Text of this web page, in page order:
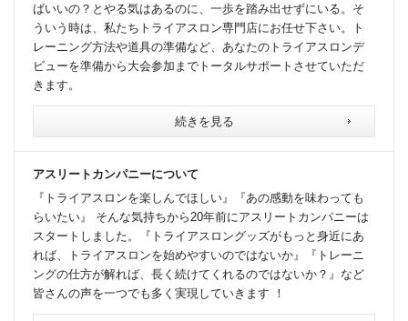
ばいいの？とやる気はあるのに、一歩を踏み出せずにいる。そ
ういう時は、私たちトライアスロン専門店にお任せ下さい。ト
レーニング方法や道具の準備など、あなたのトライアスロンデ
ビューを準備から大会参加までトータルサポートさせていただ
きます。
続きを見る
アスリートカンパニーについて
『トライアスロンを楽しんでほしい』『あの感動を味わっても
らいたい』 そんな気持ちから20年前にアスリートカンパニーは
スタートしました。『トライアスロングッズがもっと身近にあ
れば、トライアスロンを始めやすいのではないか』『トレーニ
ングの仕方が解れば、長く続けてくれるのではないか？』など
皆さんの声を一つでも多く実現していきます ！